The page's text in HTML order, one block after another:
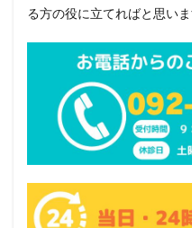
る方の役に立てればと思いま